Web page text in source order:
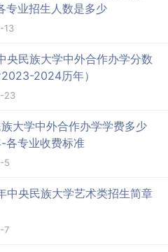
专业招生人数是多少
13
央民族大学中外合作办学分数
2024历年）
23
大学中外合作办学学费多少
各专业收费标准
5
中央民族大学艺术类招生简章
7